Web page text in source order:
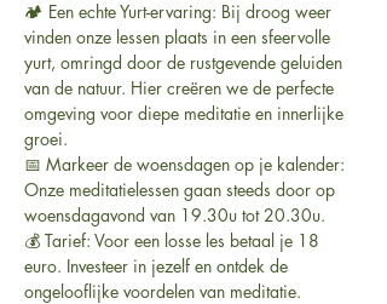
🏕️ Een echte Yurt-ervaring: Bij droog weer
vinden onze lessen plaats in een sfeervolle
yurt, omringd door de rustgevende geluiden
van de natuur. Hier creëren we de perfecte
omgeving voor diepe meditatie en innerlijke
groei.
📅 Markeer de woensdagen op je kalender:
Onze meditatielessen gaan steeds door op
woensdagavond van 19.30u tot 20.30u.
💰 Tarief: Voor een losse les betaal je 18
euro. Investeer in jezelf en ontdek de
ongelooflijke voordelen van meditatie.